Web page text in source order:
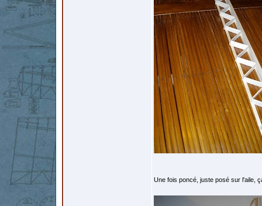
Une fois poncé, juste posé sur l'aile,